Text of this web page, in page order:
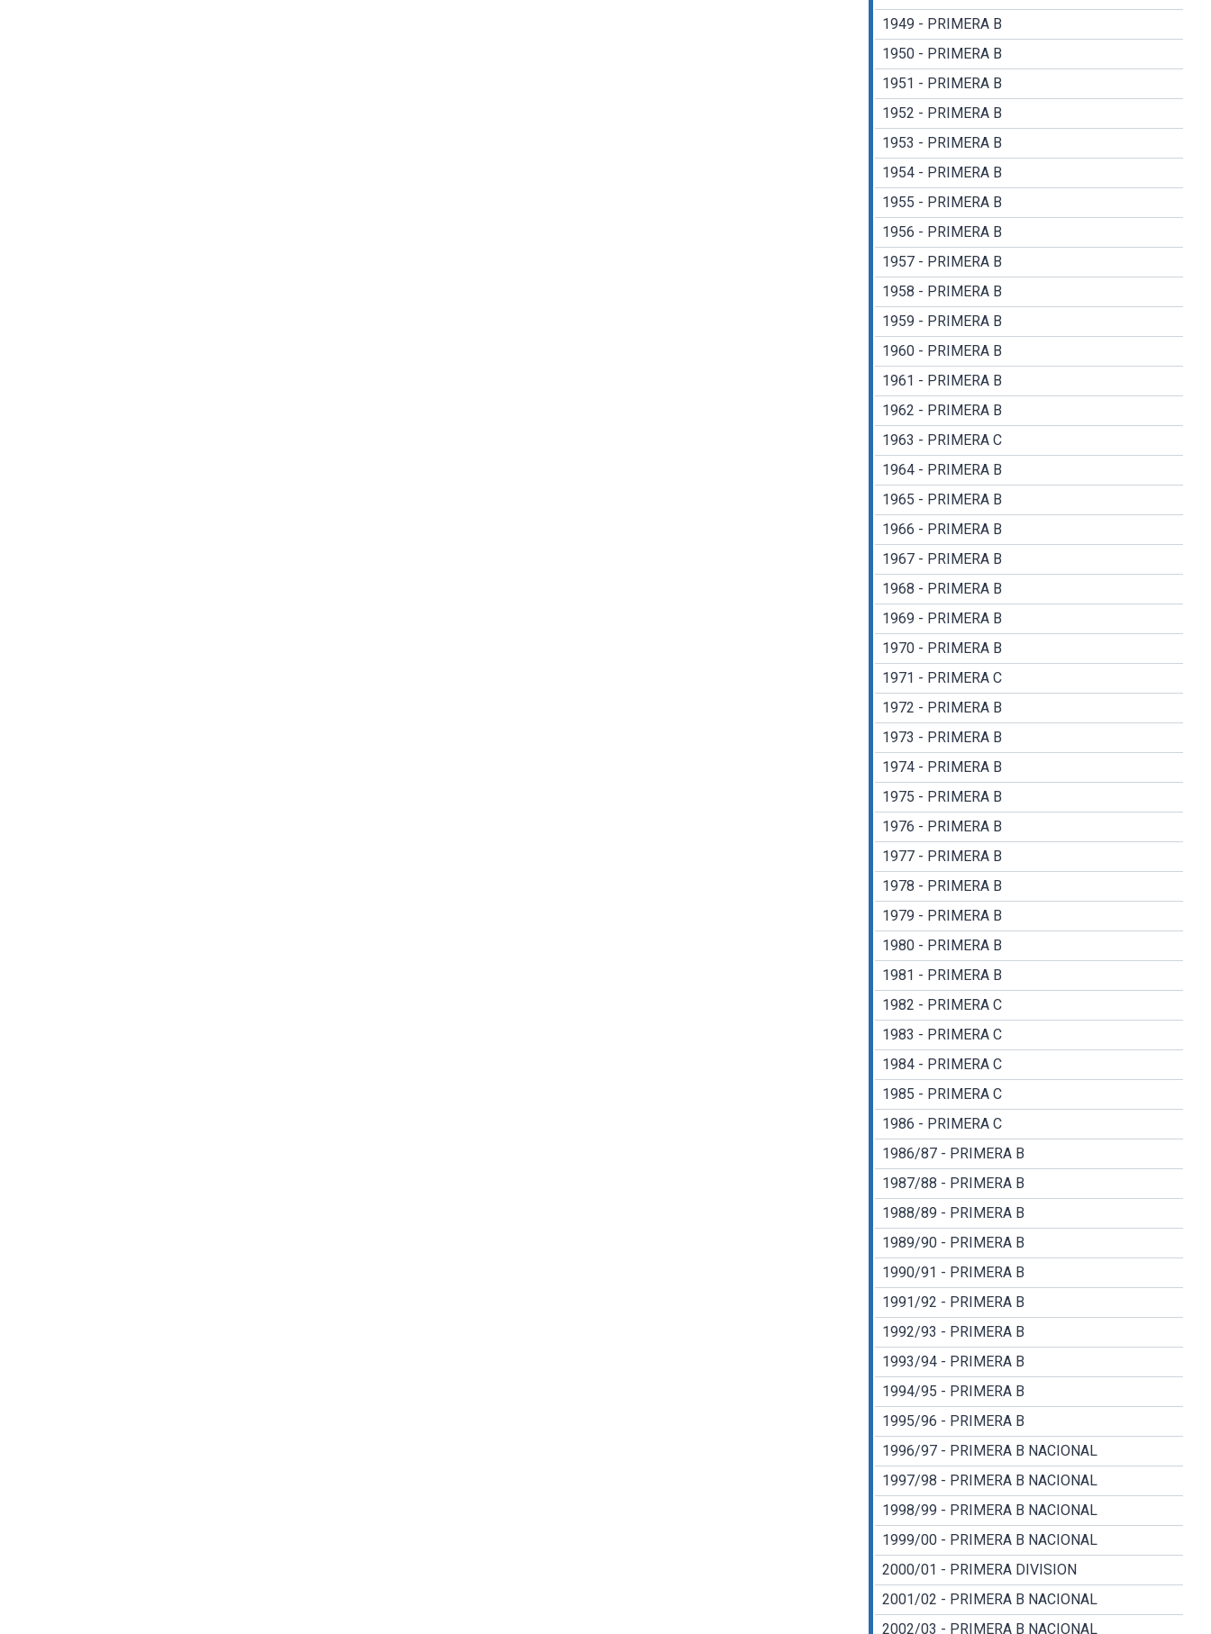
1949 - PRIMERA B
1950 - PRIMERA B
1951 - PRIMERA B
1952 - PRIMERA B
1953 - PRIMERA B
1954 - PRIMERA B
1955 - PRIMERA B
1956 - PRIMERA B
1957 - PRIMERA B
1958 - PRIMERA B
1959 - PRIMERA B
1960 - PRIMERA B
1961 - PRIMERA B
1962 - PRIMERA B
1963 - PRIMERA C
1964 - PRIMERA B
1965 - PRIMERA B
1966 - PRIMERA B
1967 - PRIMERA B
1968 - PRIMERA B
1969 - PRIMERA B
1970 - PRIMERA B
1971 - PRIMERA C
1972 - PRIMERA B
1973 - PRIMERA B
1974 - PRIMERA B
1975 - PRIMERA B
1976 - PRIMERA B
1977 - PRIMERA B
1978 - PRIMERA B
1979 - PRIMERA B
1980 - PRIMERA B
1981 - PRIMERA B
1982 - PRIMERA C
1983 - PRIMERA C
1984 - PRIMERA C
1985 - PRIMERA C
1986 - PRIMERA C
1986/87 - PRIMERA B
1987/88 - PRIMERA B
1988/89 - PRIMERA B
1989/90 - PRIMERA B
1990/91 - PRIMERA B
1991/92 - PRIMERA B
1992/93 - PRIMERA B
1993/94 - PRIMERA B
1994/95 - PRIMERA B
1995/96 - PRIMERA B
1996/97 - PRIMERA B NACIONAL
1997/98 - PRIMERA B NACIONAL
1998/99 - PRIMERA B NACIONAL
1999/00 - PRIMERA B NACIONAL
2000/01 - PRIMERA DIVISION
2001/02 - PRIMERA B NACIONAL
2002/03 - PRIMERA B NACIONAL